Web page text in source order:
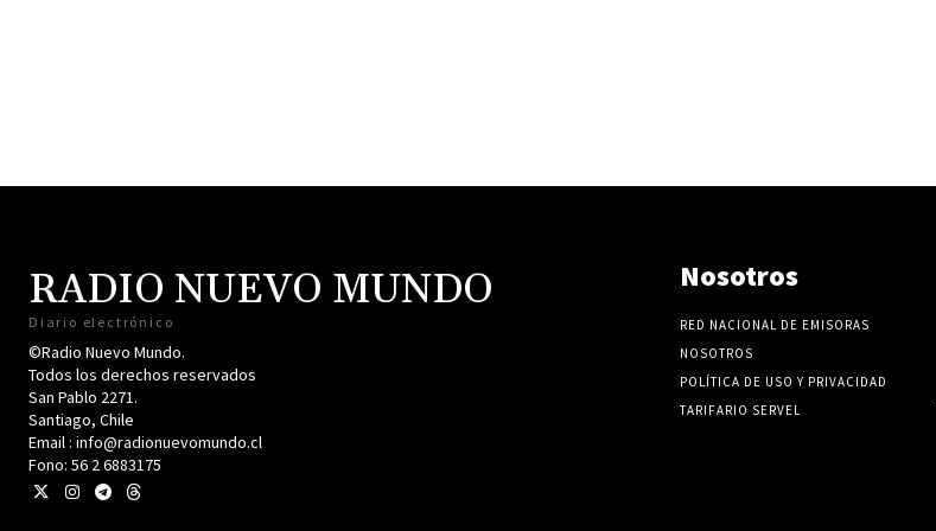
RADIO NUEVO MUNDO
Diario electrónico
©Radio Nuevo Mundo.
Todos los derechos reservados
San Pablo 2271.
Santiago, Chile
Email : info@radionuevomundo.cl
Fono: 56 2 6883175
Nosotros
RED NACIONAL DE EMISORAS
NOSOTROS
POLÍTICA DE USO Y PRIVACIDAD
TARIFARIO SERVEL